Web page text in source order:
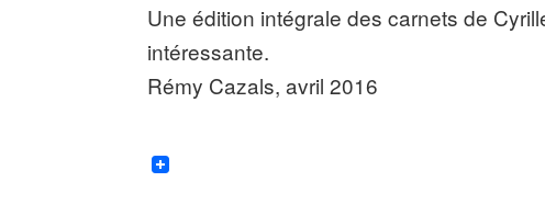
Une édition intégrale des carnets de
intéressante.
Rémy Cazals, avril 2016